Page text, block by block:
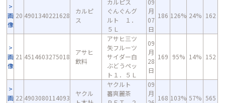
画
像
20 4901340221628
カルピ
ス
カルピス
ぐんぐんグ
ルト １．
５Ｌ
09
月
07
日
186 126% 24% 162
画
像
21 4514603275018
アサヒ
飲料
アサヒ三ツ
矢フルーツ
サイダー白
ぶどうペッ
ト１．５Ｌ
09
月
28
日
169 95% 14% 152
画 22 4903080114093
ヤクル
ヤクルト
蕃爽麗茶
09
月
168 103% 57% 565